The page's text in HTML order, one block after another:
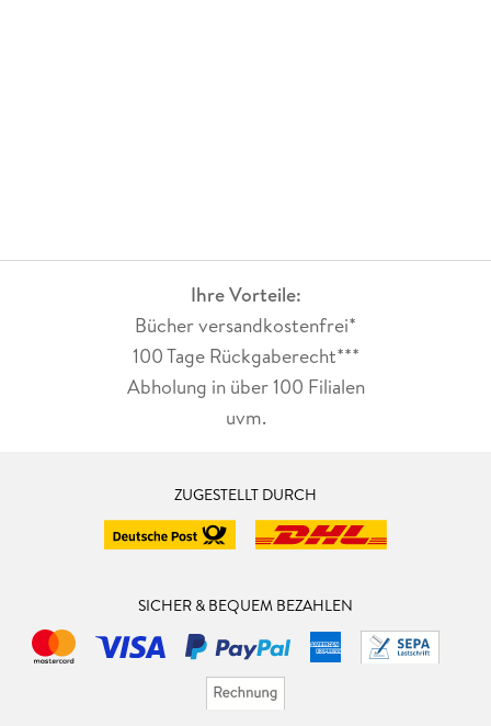
Ihre Vorteile:
Bücher versandkostenfrei*
100 Tage Rückgaberecht***
Abholung in über 100 Filialen
uvm.
ZUGESTELLT DURCH
SICHER & BEQUEM BEZAHLEN